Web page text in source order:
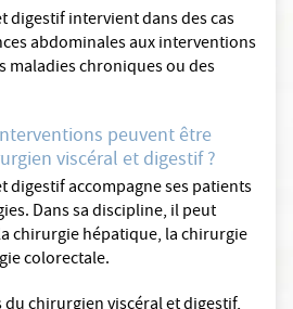
digestif intervient dans des cas
abdominales aux interventions
maladies chroniques ou des
peuvent être
viscéral et digestif ?
digestif accompagne ses patients
Dans sa discipline, il peut
chirurgie hépatique, la chirurgie
colorectale.